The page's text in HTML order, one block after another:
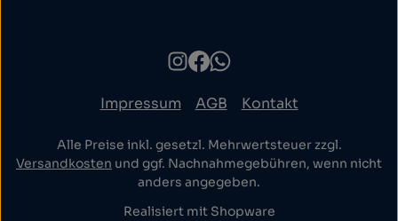
Impressum AGB Kontakt
Alle Preise inkl. gesetzl. Mehrwertsteuer zzgl.
Versandkosten und ggf. Nachnahmegebühren, wenn nicht
anders angegeben.
Realisiert mit Shopware